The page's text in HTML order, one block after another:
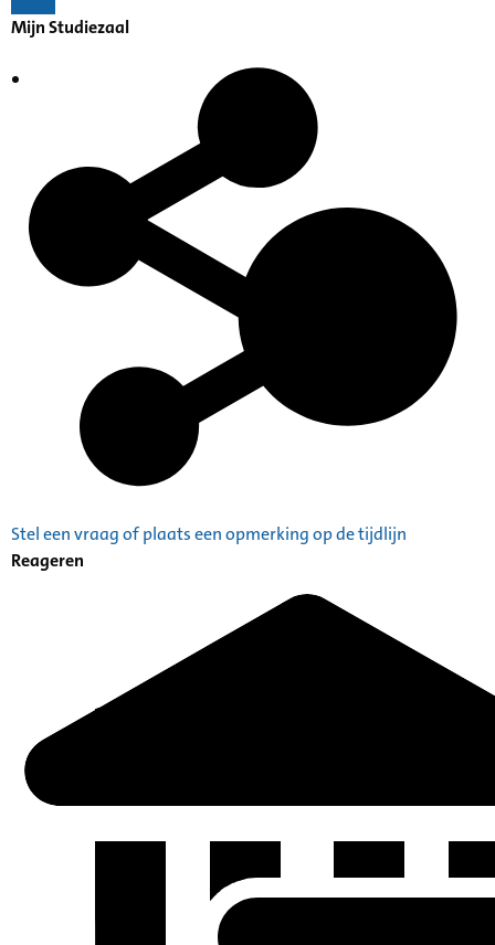
Mijn Studiezaal
Stel een vraag of plaats een opmerking op de tijdlijn
Reageren